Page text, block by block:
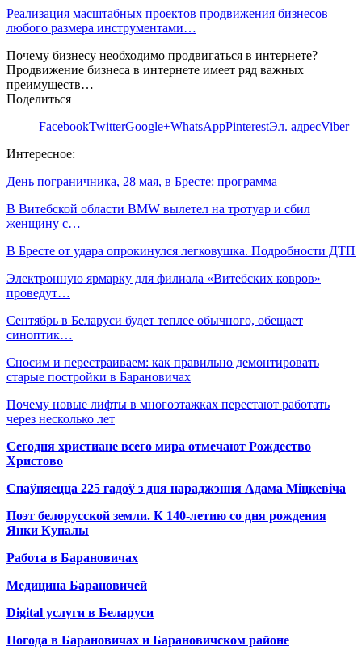
Реализация масштабных проектов продвижения бизнесов
любого размера инструментами…
Почему бизнесу необходимо продвигаться в интернете?
Продвижение бизнеса в интернете имеет ряд важных
преимуществ…
Поделиться
FacebookTwitterGoogle+WhatsAppPinterestЭл. адресViber
Интересное:
День пограничника, 28 мая, в Бресте: программа
В Витебской области BMW вылетел на тротуар и сбил
женщину с…
В Бресте от удара опрокинулся легковушка. Подробности ДТП
Электронную ярмарку для филиала «Витебских ковров»
проведут…
Сентябрь в Беларуси будет теплее обычного, обещает
синоптик…
Сносим и перестраиваем: как правильно демонтировать
старые постройки в Барановичах
Почему новые лифты в многоэтажках перестают работать
через несколько лет
Сегодня христиане всего мира отмечают Рождество
Христово
Спаўняецца 225 гадоў з дня нараджэння Адама Міцкевіча
Поэт белорусской земли. К 140-летию со дня рождения
Янки Купалы
Работа в Барановичах
Медицина Барановичей
Digital услуги в Беларуси
Погода в Барановичах и Барановичском районе